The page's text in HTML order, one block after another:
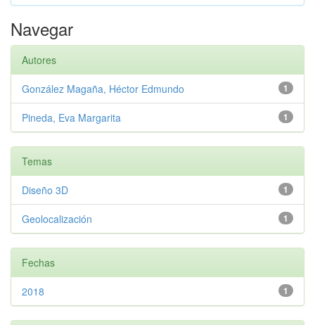
Navegar
Autores
1
González Magaña, Héctor Edmundo
1
Pineda, Eva Margarita
Temas
1
Diseño 3D
1
Geolocalización
Fechas
1
2018